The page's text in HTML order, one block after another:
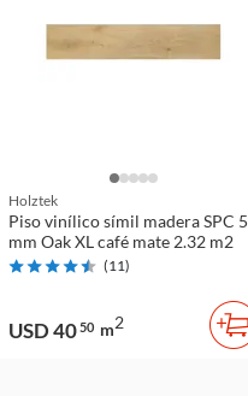
Holztek
Piso vinílico símil madera SPC 5
mm Oak XL café mate 2.32 m2
(11)
USD 4050 m2